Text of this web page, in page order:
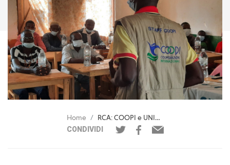
Home
RCA: COOPI e UNICEF sostengono i genitori insegnanti dei centri per sfollati
CONDIVIDI